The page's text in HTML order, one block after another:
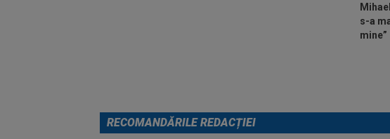
s-a
mine”
RECOMANDĂRILE REDACȚIEI